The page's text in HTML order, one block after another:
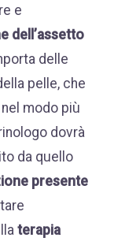
e
dell’assetto
delle
pelle, che
modo più
da quello
presente
terapia